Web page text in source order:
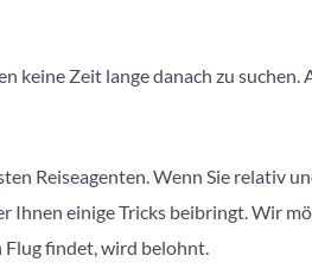
Zeit lange danach zu suchen.
Reiseagenten. Wenn Sie relativ
einige Tricks beibringt. Wir
Flug findet, wird belohnt.